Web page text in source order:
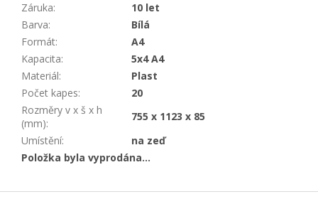
Záruka:
10 let
Barva:
Bílá
Formát:
A4
Kapacita:
5x4 A4
Materiál:
Plast
Počet kapes:
20
Rozměry v x š x h
(mm):
755 x 1123 x 85
Umístění:
na zeď
Položka byla vyprodána…
Z